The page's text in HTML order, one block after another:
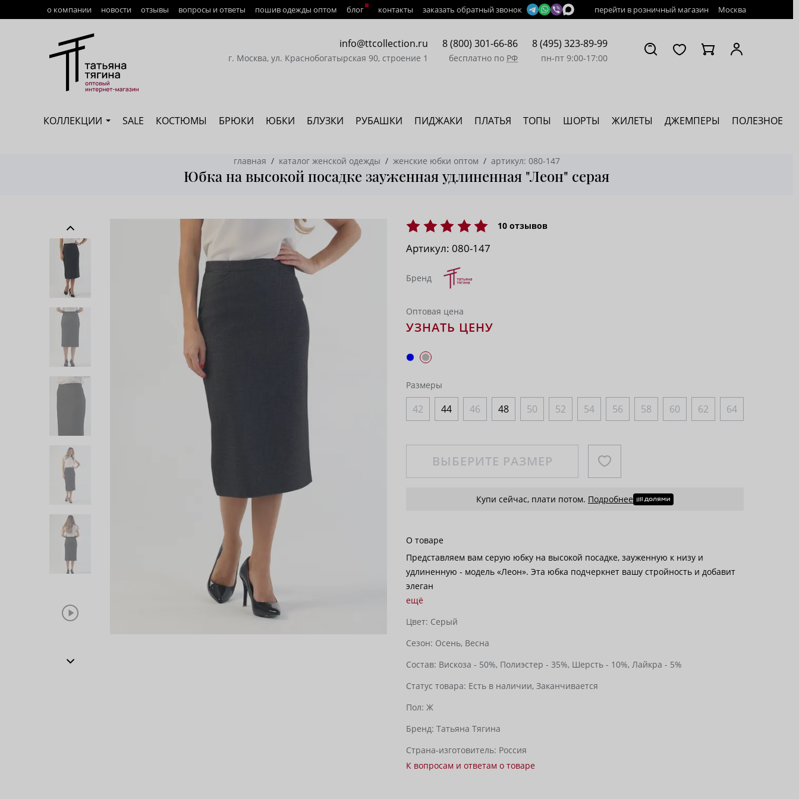
о компании
Доставка
Возврат
новости отзывы вопросы и ответы пошив одежды оптом блог контакты заказать обратный звонок перейти в розничный магазин Москва
info@ttcollection.ru
г. Москва, ул. Краснобогатырская 90, строение 1
8 (800) 301-66-86
бесплатно по РФ
8 (495) 323-89-99
пн-пт 9:00-17:00
КОЛЛЕКЦИИ SALE КОСТЮМЫ БРЮКИ ЮБКИ БЛУЗКИ РУБАШКИ ПИДЖАКИ ПЛАТЬЯ ТОПЫ ШОРТЫ ЖИЛЕТЫ ДЖЕМПЕРЫ ПОЛЕЗНОЕ
главная каталог женской одежды женские юбки оптом артикул: 080-147
Юбка на высокой посадке зауженная удлиненная "Леон" серая
10 отзывов
Артикул: 080-147
Бренд
Оптовая цена
УЗНАТЬ ЦЕНУ
Размеры
42 44 46 48 50 52 54 56 58 60 62 64
ВЫБЕРИТЕ РАЗМЕР
Купи сейчас, плати потом. Подробнее
О товаре
Представляем вам серую юбку на высокой посадке, зауженную к низу и
удлиненную - модель «Леон». Эта юбка подчеркнет вашу стройность и добавит
элеган
ещё
Цвет: Серый
Сезон: Осень, Весна
Состав: Вискоза - 50%, Полиэстер - 35%, Шерсть - 10%, Лайкра - 5%
Статус товара: Есть в наличии, Заканчивается
Пол: Ж
Бренд: Татьяна Тягина
Страна-изготовитель: Россия
К вопросам и ответам о товаре